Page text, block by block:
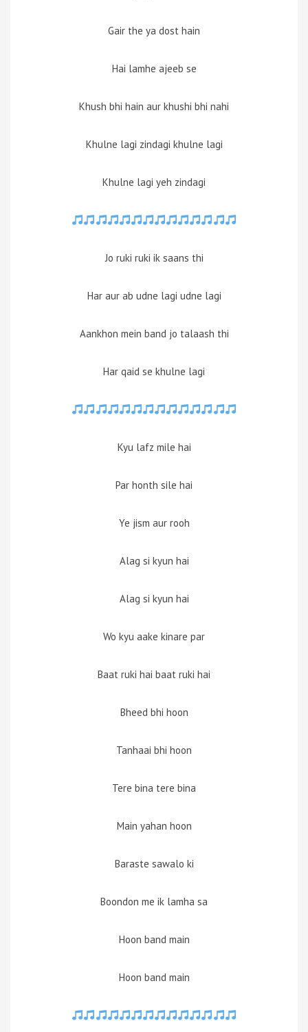
Gair the ya dost hain
Hai lamhe ajeeb se
Khush bhi hain aur khushi bhi nahi
Khulne lagi zindagi khulne lagi
Khulne lagi yeh zindagi
Jo ruki ruki ik saans thi
Har aur ab udne lagi udne lagi
Aankhon mein band jo talaash thi
Har qaid se khulne lagi
Kyu lafz mile hai
Par honth sile hai
Ye jism aur rooh
Alag si kyun hai
Alag si kyun hai
Wo kyu aake kinare par
Baat ruki hai baat ruki hai
Bheed bhi hoon
Tanhaai bhi hoon
Tere bina tere bina
Main yahan hoon
Baraste sawalo ki
Boondon me ik lamha sa
Hoon band main
Hoon band main